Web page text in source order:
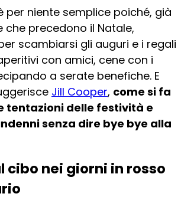
per niente semplice poiché, già
che precedono il Natale,
scambiarsi gli auguri e i regali
con amici, cene con i
a serate benefiche. E
Jill Cooper, come si fa
tentazioni delle festività e
senza dire bye bye alla
cibo nei giorni in rosso